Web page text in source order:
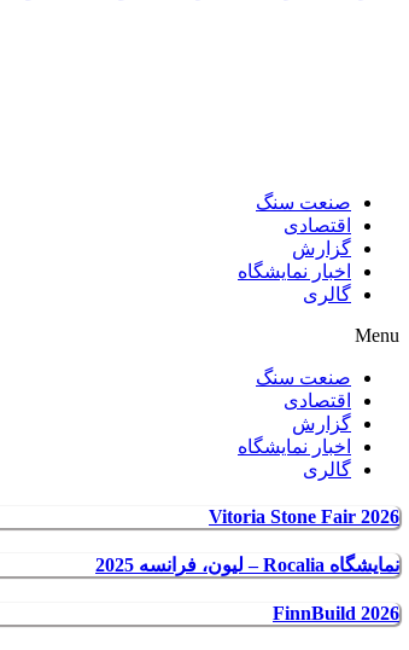
صنعت سنگ
اقتصادی
گزارش
اخبار نمایشگاه
گالری
Menu
صنعت سنگ
اقتصادی
گزارش
اخبار نمایشگاه
گالری
Vitoria Stone Fair 2026
نمایشگاه Rocalia – لیون، فرانسه 2025
FinnBuild 2026